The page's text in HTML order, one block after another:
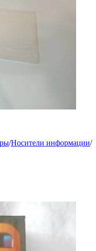
/Носители информации/